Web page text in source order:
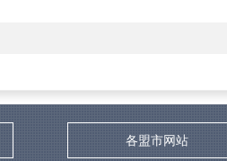
各盟市网站